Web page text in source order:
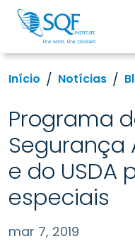
Início Notícias
Programa
Segurança
e do USDA
especiais
mar 7, 2019